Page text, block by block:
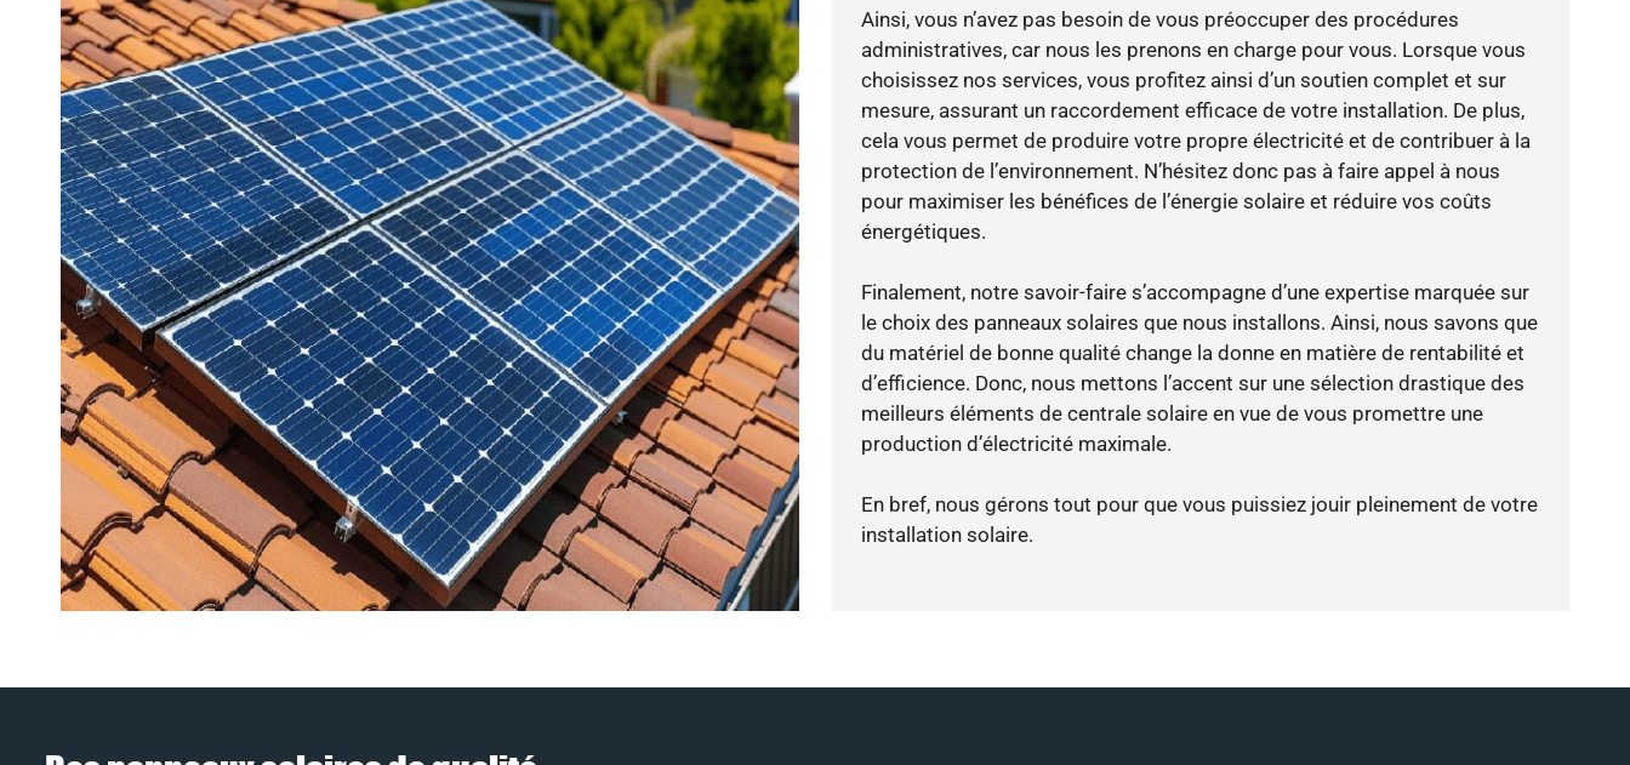
Ainsi, vous n’avez pas besoin de vous préoccuper des procédures
administratives, car nous les prenons en charge pour vous. Lorsque vous
choisissez nos services, vous profitez ainsi d’un soutien complet et sur
mesure, assurant un raccordement efficace de votre installation. De plus,
cela vous permet de produire votre propre électricité et de contribuer à la
protection de l’environnement. N’hésitez donc pas à faire appel à nous
pour maximiser les bénéfices de l’énergie solaire et réduire vos coûts
énergétiques.
Finalement, notre savoir-faire s’accompagne d’une expertise marquée sur
le choix des panneaux solaires que nous installons. Ainsi, nous savons que
du matériel de bonne qualité change la donne en matière de rentabilité et
d’efficience. Donc, nous mettons l’accent sur une sélection drastique des
meilleurs éléments de centrale solaire en vue de vous promettre une
production d’électricité maximale.
En bref, nous gérons tout pour que vous puissiez jouir pleinement de votre
installation solaire.